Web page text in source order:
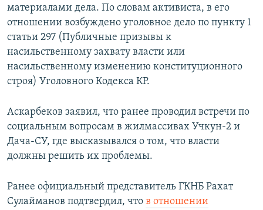
материалами дела. По словам активиста, в его
отношении возбуждено уголовное дело по пункту 1
статьи 297 (Публичные призывы к
насильственному захвату власти или
насильственному изменению конституционного
строя) Уголовного Кодекса КР.
Аскарбеков заявил, что ранее проводил встречи по
социальным вопросам в жилмассивах Учкун-2 и
Дача-СУ, где высказывался о том, что власти
должны решить их проблемы.
Ранее официальный представитель ГКНБ Рахат
Сулайманов подтвердил, что в отношении